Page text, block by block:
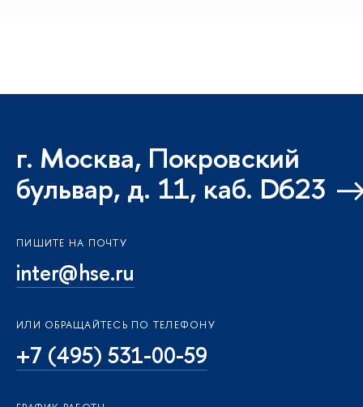
. Москва, Покровский
ульвар, д. 11, каб. D623
ПИШИТЕ НА ПОЧТУ
inter@hse.ru
ИЛИ ОБРАЩАЙТЕСЬ ПО ТЕЛЕФОНУ
+7 (495) 531-00-59